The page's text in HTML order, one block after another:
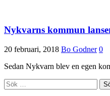
Nykvarns kommun
20 februari, 2018 Bo Godner 0
Sedan Nykvarn blev en egen
Sök
efter: